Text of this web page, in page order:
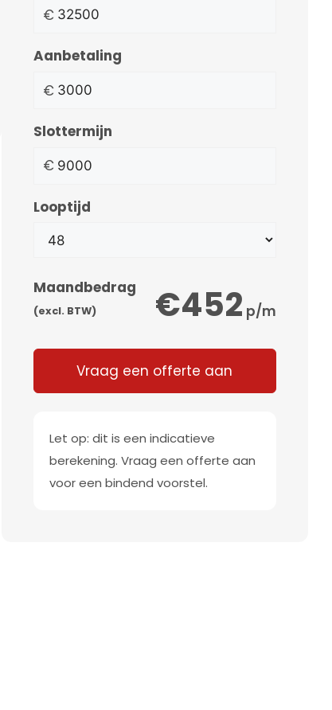
€
Aanbetaling
€
Slottermijn
€
Looptijd
Maandbedrag
(excl. BTW) €452 p/m
Vraag een offerte aan
Let op: dit is een indicatieve
berekening. Vraag een offerte aan
voor een bindend voorstel.